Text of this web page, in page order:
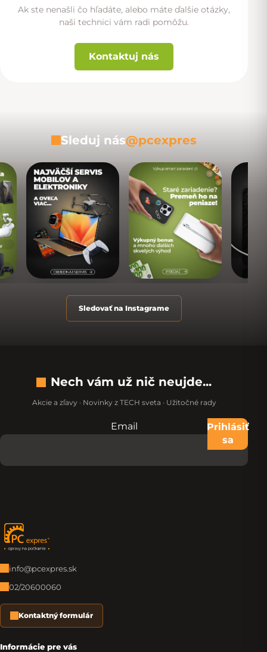
Ak ste nenašli čo hľadáte, alebo máte ďalšie otázky,
naši technici vám radi pomôžu.
Kontaktuj nás
Sleduj nás@pcexpres
Sledovať na Instagrame
Nech vám už nič neujde...
Akcie a zľavy · Novinky z TECH sveta · Užitočné rady
Nevypĺňajte toto pole:
Email
Prihlásiť
sa
Zápätie
info@pcexpres.sk
02/20600060
Kontaktný formulár
Informácie pre vás